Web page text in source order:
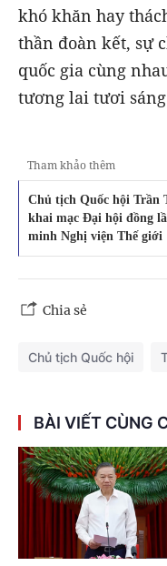
khó khăn hay
thần đoàn kết, sự
quốc gia cùng
tương lai tươi
Tham khảo thêm
Chủ tịch Quốc hội Trần
khai mạc Đại hội đồng
minh Nghị viện Thế giới
Chia sẻ
Chủ tịch Quốc hội
BÀI VIẾT CÙNG